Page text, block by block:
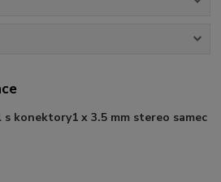
s konektory1 x 3.5 mm stereo samec